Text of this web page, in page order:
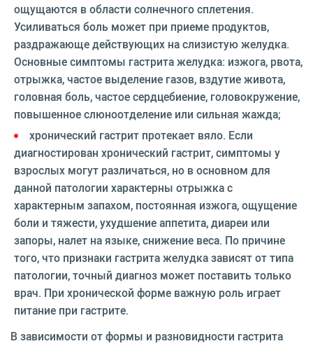
ощущаются в области солнечного сплетения.
Усиливаться боль может при приеме продуктов,
раздражающе действующих на слизистую желудка.
Основные симптомы гастрита желудка: изжога, рвота,
отрыжка, частое выделение газов, вздутие живота,
головная боль, частое сердцебиение, головокружение,
повышенное слюноотделение или сильная жажда;
хронический гастрит протекает вяло. Если
диагностирован хронический гастрит, симптомы у
взрослых могут различаться, но в основном для
данной патологии характерны отрыжка с
характерным запахом, постоянная изжога, ощущение
боли и тяжести, ухудшение аппетита, диареи или
запоры, налет на языке, снижение веса. По причине
того, что признаки гастрита желудка зависят от типа
патологии, точный диагноз может поставить только
врач. При хронической форме важную роль играет
питание при гастрите.
В зависимости от формы и разновидности гастрита